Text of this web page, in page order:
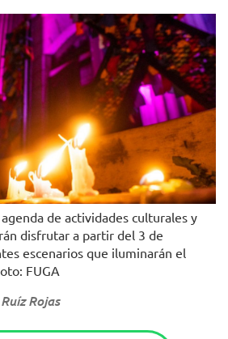
de actividades culturales y
disfrutar a partir del 3 de
escenarios que iluminarán el
FUGA
Rojas